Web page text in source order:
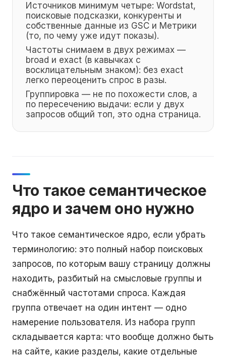
Источников минимум четыре: Wordstat,
поисковые подсказки, конкуренты и
собственные данные из GSC и Метрики
(то, по чему уже идут показы).
Частоты снимаем в двух режимах —
broad и exact (в кавычках с
восклицательным знаком): без exact
легко переоценить спрос в разы.
Группировка — не по похожести слов, а
по пересечению выдачи: если у двух
запросов общий топ, это одна страница.
Что такое семантическое
ядро и зачем оно нужно
Что такое семантическое ядро, если убрать
терминологию: это полный набор поисковых
запросов, по которым вашу страницу должны
находить, разбитый на смысловые группы и
снабжённый частотами спроса. Каждая
группа отвечает на один интент — одно
намерение пользователя. Из набора групп
складывается карта: что вообще должно быть
на сайте, какие разделы, какие отдельные